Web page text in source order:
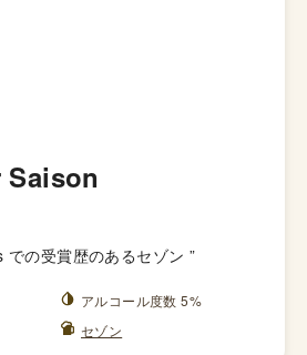
Saison
の受賞歴のあるセゾン ”
アルコール度数 5%
セゾン